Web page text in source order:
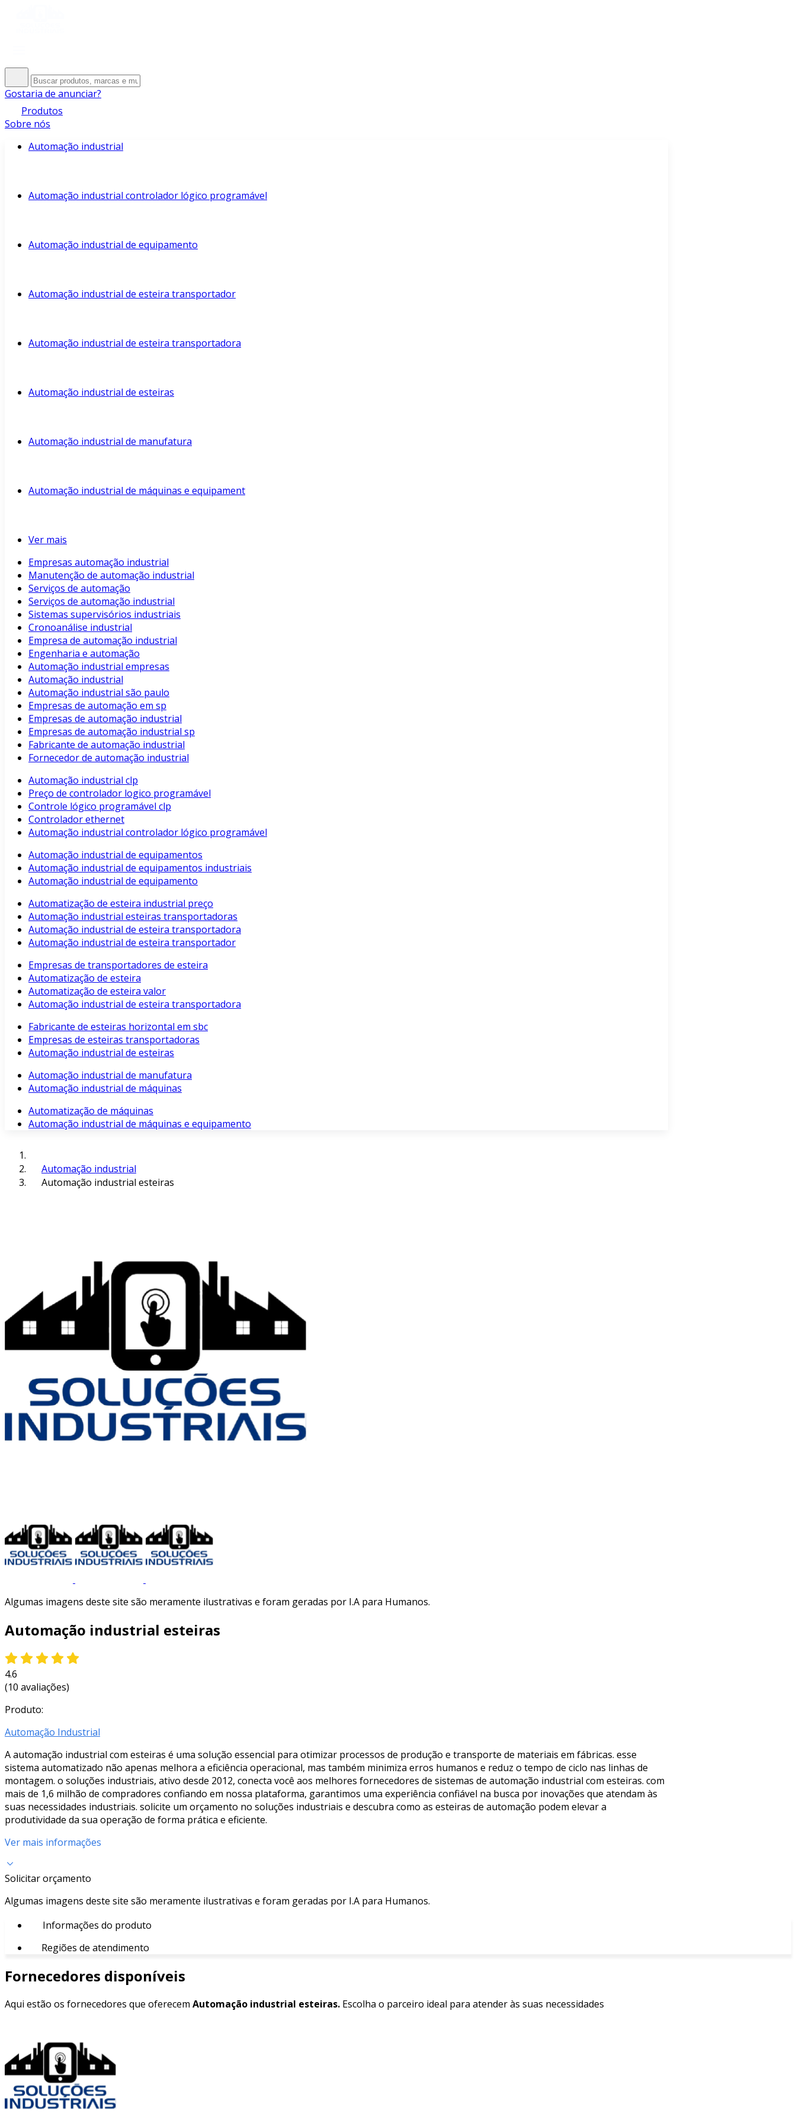
Gostaria de anunciar?
Produtos
Sobre nós
Automação industrial
Automação industrial controlador lógico programável
Automação industrial de equipamento
Automação industrial de esteira transportador
Automação industrial de esteira transportadora
Automação industrial de esteiras
Automação industrial de manufatura
Automação industrial de máquinas e equipament
Ver mais
Empresas automação industrial
Manutenção de automação industrial
Serviços de automação
Serviços de automação industrial
Sistemas supervisórios industriais
Cronoanálise industrial
Empresa de automação industrial
Engenharia e automação
Automação industrial empresas
Automação industrial
Automação industrial são paulo
Empresas de automação em sp
Empresas de automação industrial
Empresas de automação industrial sp
Fabricante de automação industrial
Fornecedor de automação industrial
Automação industrial clp
Preço de controlador logico programável
Controle lógico programável clp
Controlador ethernet
Automação industrial controlador lógico programável
Automação industrial de equipamentos
Automação industrial de equipamentos industriais
Automação industrial de equipamento
Automatização de esteira industrial preço
Automação industrial esteiras transportadoras
Automação industrial de esteira transportadora
Automação industrial de esteira transportador
Empresas de transportadores de esteira
Automatização de esteira
Automatização de esteira valor
Automação industrial de esteira transportadora
Fabricante de esteiras horizontal em sbc
Empresas de esteiras transportadoras
Automação industrial de esteiras
Automação industrial de manufatura
Automação industrial de máquinas
Automatização de máquinas
Automação industrial de máquinas e equipamento
Automação industrial
Automação industrial esteiras
Algumas imagens deste site são meramente ilustrativas e foram geradas por I.A para Humanos.
Automação industrial esteiras
4.6
(10 avaliações)
Produto:
Automação Industrial
A automação industrial com esteiras é uma solução essencial para otimizar processos de produção e transporte de materiais em fábricas. esse
sistema automatizado não apenas melhora a eficiência operacional, mas também minimiza erros humanos e reduz o tempo de ciclo nas linhas de
montagem. o soluções industriais, ativo desde 2012, conecta você aos melhores fornecedores de sistemas de automação industrial com esteiras. com
mais de 1,6 milhão de compradores confiando em nossa plataforma, garantimos uma experiência confiável na busca por inovações que atendam às
suas necessidades industriais. solicite um orçamento no soluções industriais e descubra como as esteiras de automação podem elevar a
produtividade da sua operação de forma prática e eficiente.
Ver mais informações
Solicitar orçamento
Algumas imagens deste site são meramente ilustrativas e foram geradas por I.A para Humanos.
Informações do produto
Regiões de atendimento
Fornecedores disponíveis
Aqui estão os fornecedores que oferecem Automação industrial esteiras. Escolha o parceiro ideal para atender às suas necessidades